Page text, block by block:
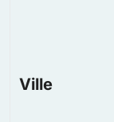
Ville